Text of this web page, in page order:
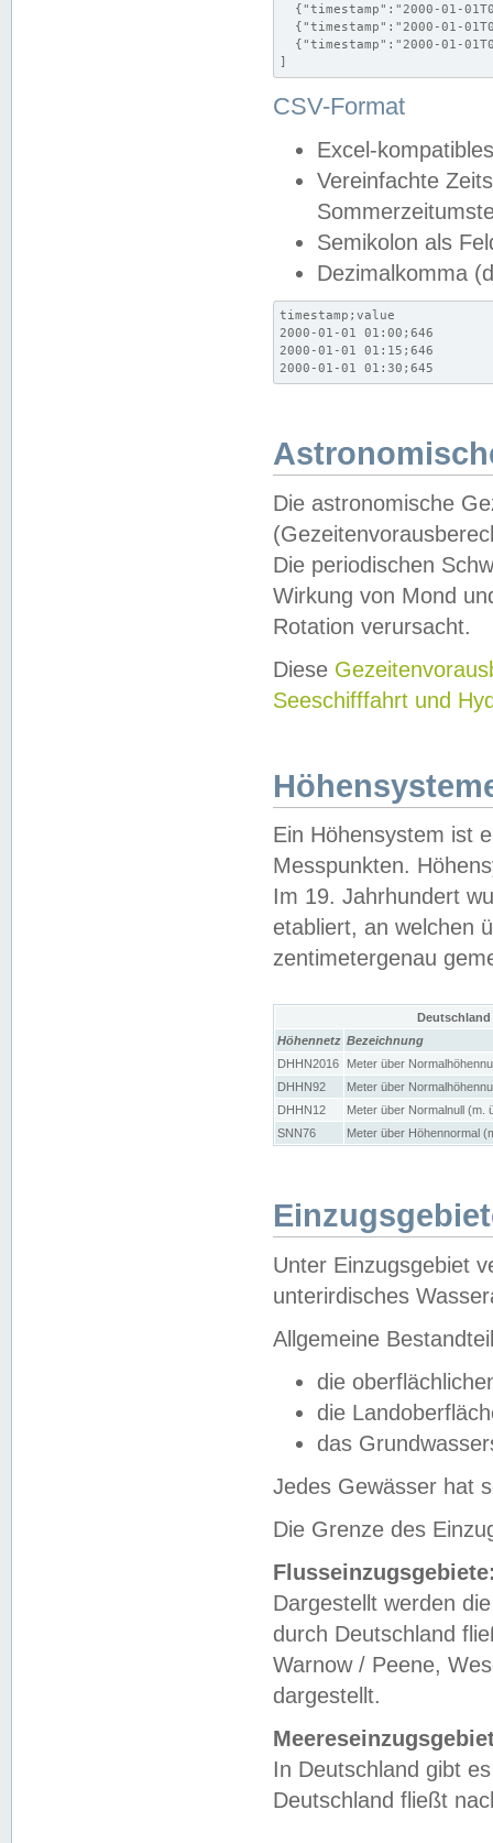
{"timestamp":"2000-01-
{"timestamp":"2000-01-
{"timestamp":"2000-01-
]
CSV-Format
Excel-
Vereinfachte
Semikolon als
Dezimalkomma
timestamp;value
2000-01-01 01:00;646
2000-01-01 01:15;646
2000-01-01 01:30;645
Die astronomische
Die periodischen
Wirkung von Mond
Rotation verursacht.
Diese
Seeschifffahrt und
Ein Höhensystem ist
Messpunkten.
Im 19. Jahrhundert
etabliert, an welchen
zentimetergenau
Höhennetz Bezeichnung
DHHN2016
Meter über
DHHN92
Meter über
DHHN12
Meter über Normalnull (m.
SNN76
Meter über Höhennormal
Unter Einzugsgebiet
unterirdisches
Allgemeine
die
die
das
Jedes Gewässer hat
Die Grenze des
Dargestellt werden
durch Deutschland
Warnow / Peene,
dargestellt.
In Deutschland gibt
Deutschland fließt